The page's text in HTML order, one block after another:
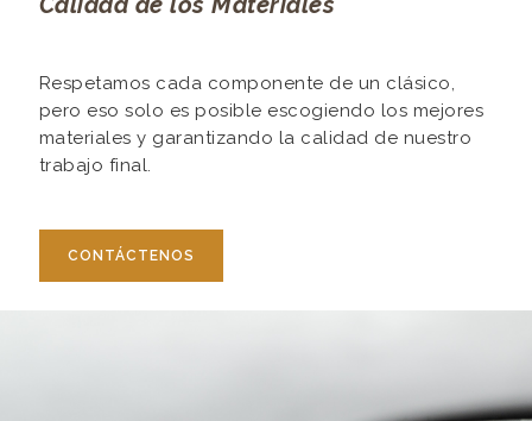
Respetamos cada componente de un clásico,
pero eso solo es posible escogiendo los mejores
materiales y garantizando la calidad de nuestro
trabajo final.
CONTÁCTENOS